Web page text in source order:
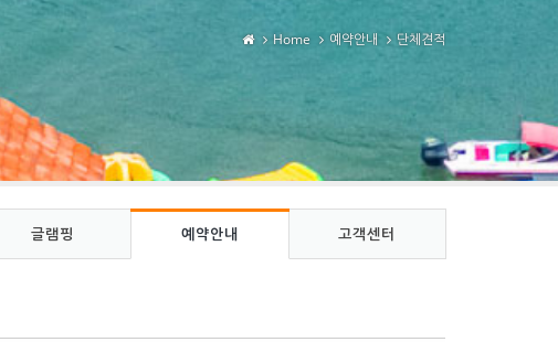
Home 예약안내 단체견적
글램핑 예약안내 고객센터